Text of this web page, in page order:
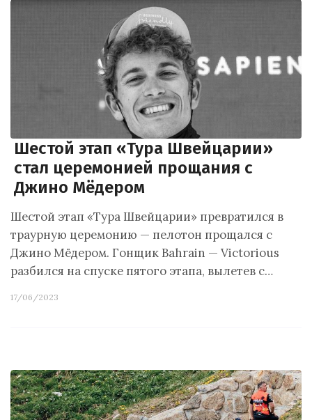
Шестой этап «Тура Швейцарии»
стал церемонией прощания с
Джино Мёдером
Шестой этап «Тура Швейцарии» превратился в
траурную церемонию — пелотон прощался с
Джино Мёдером. Гонщик Bahrain — Victorious
разбился на спуске пятого этапа, вылетев с…
17/06/2023